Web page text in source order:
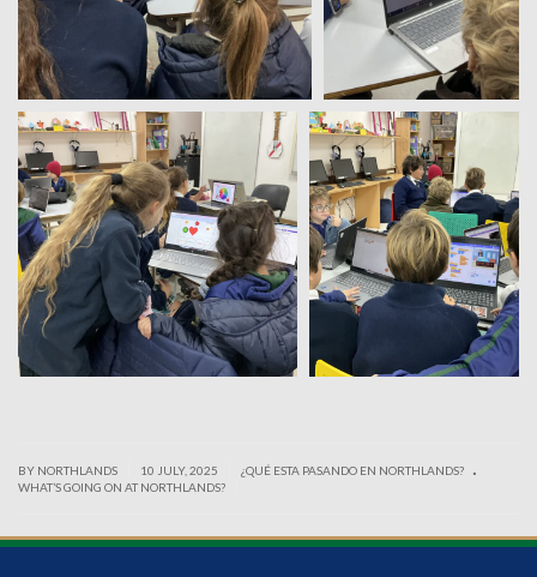
BY NORTHLANDS 10 JULY, 2025 ¿QUÉ ESTA PASANDO EN NORTHLANDS? .
WHAT’S GOING ON AT NORTHLANDS?